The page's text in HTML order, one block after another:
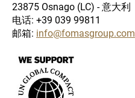
23875 Osnago (LC) - 意大利
电话: +39 039 99811
邮箱: info@fomasgroup.com
圖